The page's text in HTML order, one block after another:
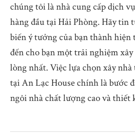
chúng tôi là nhà cung cấp dịch
hàng đầu tại Hải Phòng. Hãy tin
biến ý tưởng của bạn thành hiện
đến cho bạn một trải nghiệm
lòng nhất. Việc lựa chọn xây
tại An Lạc House chính là bước
ngôi nhà chất lượng cao và thiết